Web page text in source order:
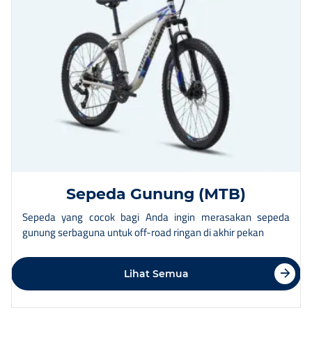
Sepeda Gunung (MTB)
Sepeda yang cocok bagi Anda ingin merasakan sepeda
gunung serbaguna untuk off-road ringan di akhir pekan
Lihat Semua